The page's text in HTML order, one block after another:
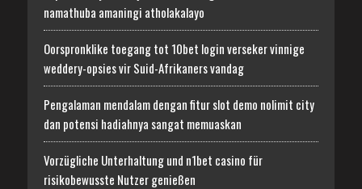
namathuba amaningi atholakalayo
Oorspronklike toegang tot 10bet login verseker vinnige
weddery-opsies vir Suid-Afrikaners vandag
Pengalaman mendalam dengan fitur slot demo nolimit city
dan potensi hadiahnya sangat memuaskan
Vorzügliche Unterhaltung und n1bet casino für
risikobewusste Nutzer genießen